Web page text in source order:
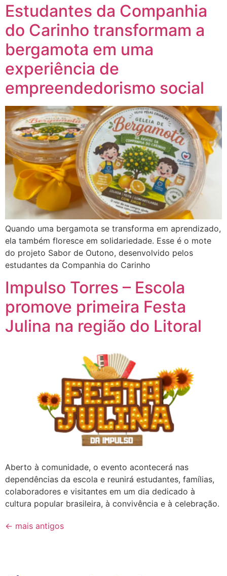
Estudantes da Companhia
do Carinho transformam a
bergamota em uma
experiência de
empreendedorismo social
Quando uma bergamota se transforma em aprendizado,
ela também floresce em solidariedade. Esse é o mote
do projeto Sabor de Outono, desenvolvido pelos
estudantes da Companhia do Carinho
Impulso Torres – Escola
promove primeira Festa
Julina na região do Litoral
Aberto à comunidade, o evento acontecerá nas
dependências da escola e reunirá estudantes, famílias,
colaboradores e visitantes em um dia dedicado à
cultura popular brasileira, à convivência e à celebração.
← mais antigos